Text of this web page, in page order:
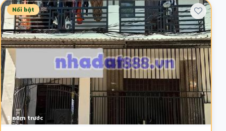
Nổi bật
1 năm trước